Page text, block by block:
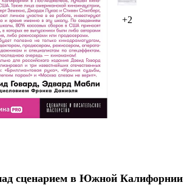
+2
сценарием в Южной Калифорнии